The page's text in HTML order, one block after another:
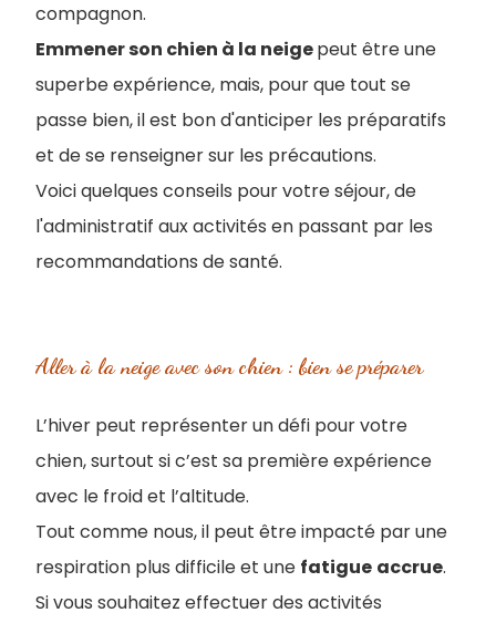
compagnon.
Emmener son chien à la neigepeut être une
superbe expérience, mais, pour que tout se
passe bien, il est bon d'anticiper les préparatifs
et de se renseigner sur les précautions.
Voici quelques conseils pour votre séjour, de
l'administratif aux activités en passant par les
recommandations de santé.
Aller à la neige avec son chien : bien se préparer
L’hiver peut représenter un défi pour votre
chien, surtout si c’est sa première expérience
avec le froid et l’altitude.
Tout comme nous, il peut être impacté par une
respiration plus difficile et une fatigue accrue.
Si vous souhaitez effectuer des activités